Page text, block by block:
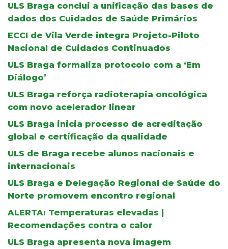
ULS Braga conclui a unificação das bases de
dados dos Cuidados de Saúde Primários
ECCI de Vila Verde integra Projeto-Piloto
Nacional de Cuidados Continuados
ULS Braga formaliza protocolo com a ‘Em
Diálogo’
ULS Braga reforça radioterapia oncológica
com novo acelerador linear
ULS Braga inicia processo de acreditação
global e certificação da qualidade
ULS de Braga recebe alunos nacionais e
internacionais
ULS Braga e Delegação Regional de Saúde do
Norte promovem encontro regional
ALERTA: Temperaturas elevadas |
Recomendações contra o calor
ULS Braga apresenta nova imagem